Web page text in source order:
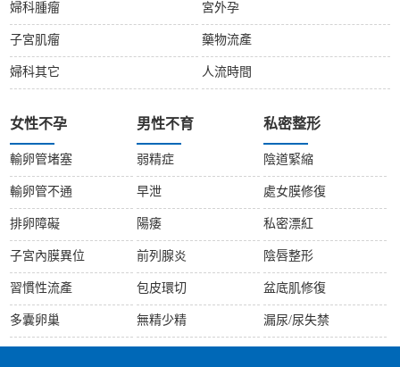
婦科腫瘤
子宮肌瘤
婦科其它
宮外孕
藥物流產
人流時間
女性不孕
輸卵管堵塞
輸卵管不通
排卵障礙
子宮內膜異位
習慣性流產
多囊卵巢
男性不育
弱精症
早泄
陽痿
前列腺炎
包皮環切
無精少精
私密整形
陰道緊縮
處女膜修復
私密漂紅
陰唇整形
盆底肌修復
漏尿/尿失禁